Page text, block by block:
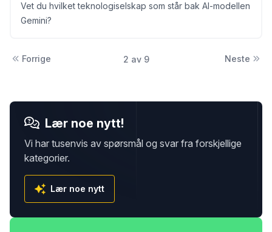
Vet du hvilket teknologiselskap som står bak AI-modellen
Gemini?
Forrige 2 av 9 Neste
Lær noe nytt!
Vi har tusenvis av spørsmål og svar fra forskjellige
kategorier.
Lær noe nytt